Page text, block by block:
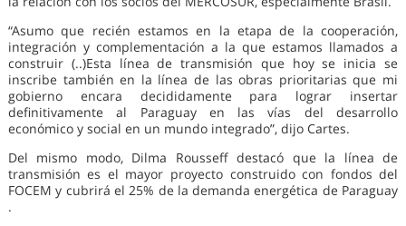
“Asumo que recién estamos en la etapa de la cooperación,
integración y complementación a la que estamos llamados a
construir (..)Esta línea de transmisión que hoy se inicia se
inscribe también en la línea de las obras prioritarias que mi
gobierno encara decididamente para lograr insertar
definitivamente al Paraguay en las vías del desarrollo
económico y social en un mundo integrado”, dijo Cartes.
Del mismo modo, Dilma Rousseff destacó que la línea de
transmisión es el mayor proyecto construido con fondos del
FOCEM y cubrirá el 25% de la demanda energética de Paraguay
.